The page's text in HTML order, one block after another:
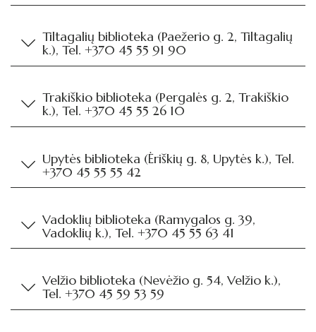
Tiltagalių biblioteka (Paežerio g. 2, Tiltagalių
k.), Tel. +370 45 55 91 90
Trakiškio biblioteka (Pergalės g. 2, Trakiškio
k.), Tel. +370 45 55 26 10
Upytės biblioteka (Ėriškių g. 8, Upytės k.), Tel.
+370 45 55 55 42
Vadoklių biblioteka (Ramygalos g. 39,
Vadoklių k.), Tel. +370 45 55 63 41
Velžio biblioteka (Nevėžio g. 54, Velžio k.),
Tel. +370 45 59 53 59